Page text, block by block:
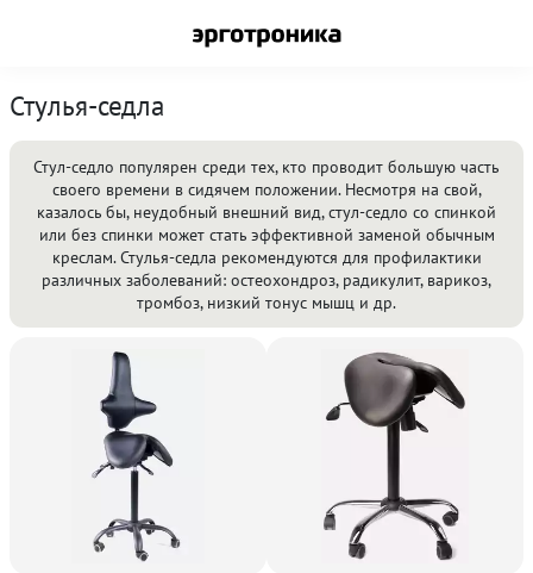
Стулья-седла
Стул-седло популярен среди тех, кто проводит большую часть
своего времени в сидячем положении. Несмотря на свой,
казалось бы, неудобный внешний вид, стул-седло со спинкой
или без спинки может стать эффективной заменой обычным
креслам. Стулья-седла рекомендуются для профилактики
различных заболеваний: остеохондроз, радикулит, варикоз,
тромбоз, низкий тонус мышц и др.